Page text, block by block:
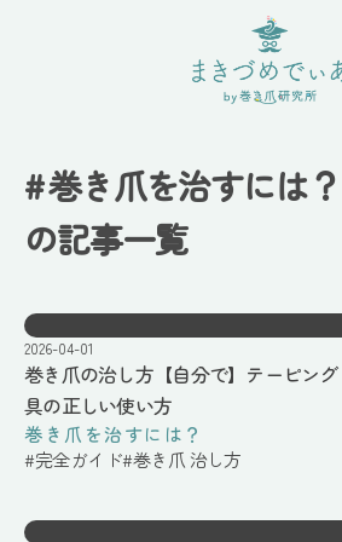
#巻き爪を治すには？
の記事一覧
2026-04-01
巻き爪の治し方【自分で】テーピン
具の正しい使い方
巻き爪を治すには？
#完全ガイド#巻き爪 治し方